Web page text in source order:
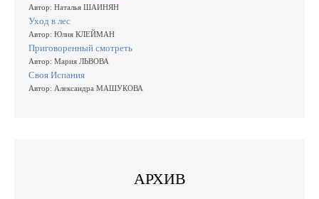
Автор: Наталья ШАИНЯН
Уход в лес
Автор: Юлия КЛЕЙМАН
Приговоренный смотреть
Автор: Мария ЛЬВОВА
Своя Испания
Автор: Александра МАШУКОВА
АРХИВ